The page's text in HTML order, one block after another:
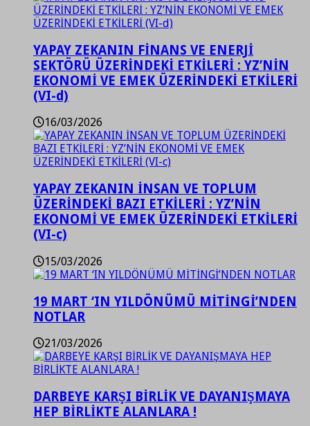
YAPAY ZEKANIN FİNANS VE ENERJİ
SEKTÖRÜ ÜZERİNDEKİ ETKİLERİ : YZ’NİN
EKONOMİ VE EMEK ÜZERİNDEKİ ETKİLERİ
(VI-d)
16/03/2026
YAPAY ZEKANIN İNSAN VE TOPLUM
ÜZERİNDEKİ BAZI ETKİLERİ : YZ’NİN
EKONOMİ VE EMEK ÜZERİNDEKİ ETKİLERİ
(VI-c)
15/03/2026
19 MART ‘IN YILDÖNÜMÜ MİTİNGİ’NDEN
NOTLAR
21/03/2026
DARBEYE KARŞI BİRLİK VE DAYANIŞMAYA
HEP BİRLİKTE ALANLARA !